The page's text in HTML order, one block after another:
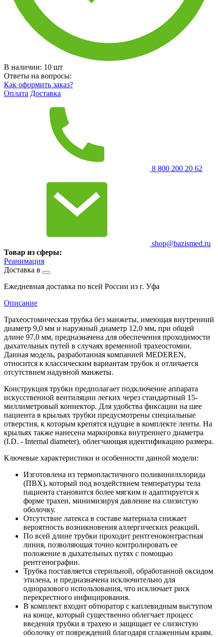
В наличии: 10 шт
Ответы на вопросы:
Как оформить заказ?
Оплата Доставка
8 800 200 20 62
shop@bazismed.ru
Товар из сферы:
Реанимация
Доставка в
Ежедневная доставка по всей России из г. Уфа
Описание
Трахеостомическая трубка без манжеты, имеющая внутренний
диаметр 9,0 мм и наружный диаметр 12,0 мм, при общей
длине 97,0 мм, предназначена для обеспечения проходимости
дыхательных путей в случаях временной трахеостомии.
Данная модель, разработанная компанией MEDEREN,
относится к классическим вариантам трубок и отличается
отсутствием надувной манжеты.
Конструкция трубки предполагает подключение аппарата
искусственной вентиляции легких через стандартный 15-
миллиметровый коннектор. Для удобства фиксации на шее
пациента в крыльях трубки предусмотрены специальные
отверстия, к которым крепятся идущие в комплекте ленты. На
крыльях также нанесена маркировка внутреннего диаметра
(I.D. - Internal diameter), облегчающая идентификацию размера.
Ключевые характеристики и особенности данной модели:
Изготовлена из термопластичного поливинилхлорида
(ПВХ), который под воздействием температуры тела
пациента становится более мягким и адаптируется к
форме трахеи, минимизируя давление на слизистую
оболочку.
Отсутствие латекса в составе материала снижает
вероятность возникновения аллергических реакций.
По всей длине трубки проходит рентгеноконтрастная
линия, позволяющая точно контролировать ее
положение в дыхательных путях с помощью
рентгенографии.
Трубка поставляется стерильной, обработанной оксидом
этилена, и предназначена исключительно для
одноразового использования, что исключает риск
перекрестного инфицирования.
В комплект входит обтюратор с каплевидным выступом
на конце, который существенно облегчает процесс
введения трубки в трахею и защищает ее слизистую
оболочку от повреждений благодаря сглаженным краям.